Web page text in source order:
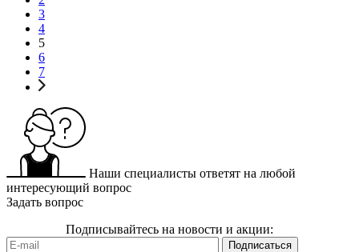
3
4
5
6
7
Наши специалисты ответят на любой
интересующий вопрос
Задать вопрос
Подписывайтесь на новости и акции: